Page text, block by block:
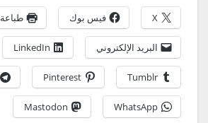
X فيس بوك طباعة
البريد الإلكتروني LinkedIn
Tumblr
Pinterest
WhatsApp
Mastodon